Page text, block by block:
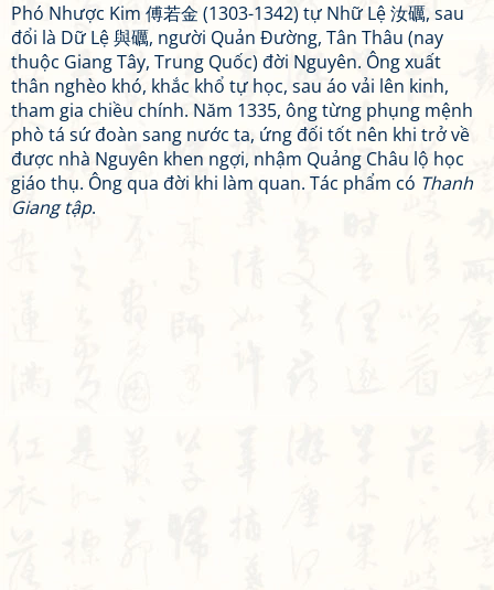
Phó Nhược Kim 傅若金 (1303-1342) tự Nhữ Lệ 汝礪, sau
đổi là Dữ Lệ 與礪, người Quản Đường, Tân Thâu (nay
thuộc Giang Tây, Trung Quốc) đời Nguyên. Ông xuất
thân nghèo khó, khắc khổ tự học, sau áo vải lên kinh,
tham gia chiều chính. Năm 1335, ông từng phụng mệnh
phò tá sứ đoàn sang nước ta, ứng đối tốt nên khi trở về
được nhà Nguyên khen ngợi, nhậm Quảng Châu lộ học
giáo thụ. Ông qua đời khi làm quan. Tác phẩm có Thanh
Giang tập.